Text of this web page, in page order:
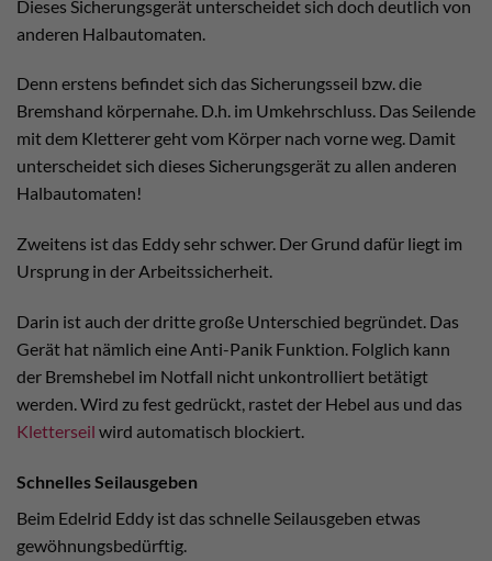
Dieses Sicherungsgerät unterscheidet sich doch deutlich von
anderen Halbautomaten.
Denn erstens befindet sich das Sicherungsseil bzw. die
Bremshand körpernahe. D.h. im Umkehrschluss. Das Seilende
mit dem Kletterer geht vom Körper nach vorne weg. Damit
unterscheidet sich dieses Sicherungsgerät zu allen anderen
Halbautomaten!
Zweitens ist das Eddy sehr schwer. Der Grund dafür liegt im
Ursprung in der Arbeitssicherheit.
Darin ist auch der dritte große Unterschied begründet. Das
Gerät hat nämlich eine Anti-Panik Funktion. Folglich kann
der Bremshebel im Notfall nicht unkontrolliert betätigt
werden. Wird zu fest gedrückt, rastet der Hebel aus und das
Kletterseil wird automatisch blockiert.
Schnelles Seilausgeben
Beim Edelrid Eddy ist das schnelle Seilausgeben etwas
gewöhnungsbedürftig.